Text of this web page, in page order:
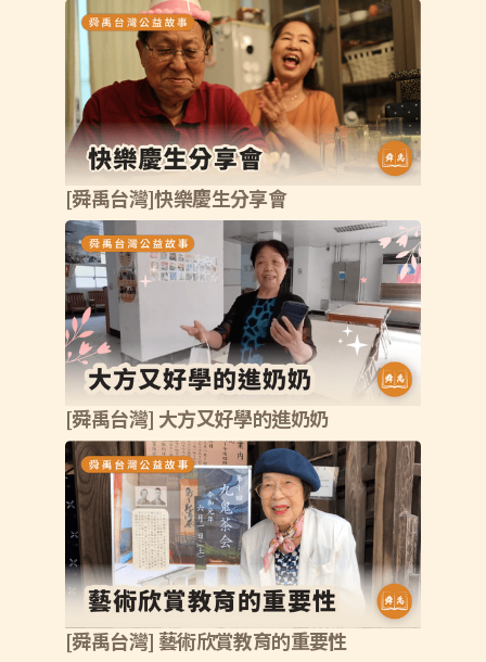
[舜禹台灣]快樂慶生分享會
[舜禹台灣] 大方又好學的進奶奶
[舜禹台灣] 藝術欣賞教育的重要性